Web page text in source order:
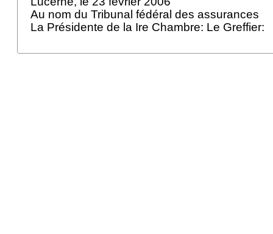
Au nom du Tribunal fédéral des assurances
La Présidente de la Ire Chambre: Le Greffier: